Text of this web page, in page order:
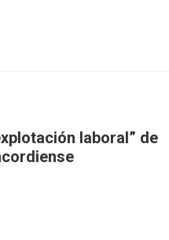
laboral” de